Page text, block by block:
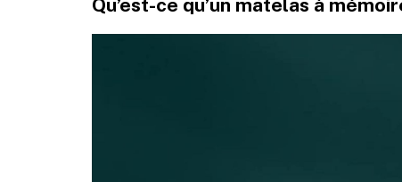
Qu’est-ce qu’un matelas à